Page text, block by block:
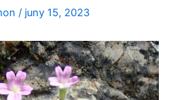
/ juny 15, 2023